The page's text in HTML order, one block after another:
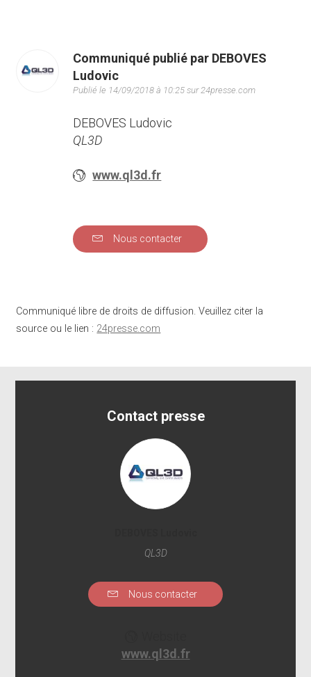
Communiqué publié par DEBOVES
Ludovic
Publié le 14/09/2018 à 10:25 sur 24presse.com
DEBOVES Ludovic
QL3D
www.ql3d.fr
Nous contacter
Communiqué libre de droits de diffusion. Veuillez citer la
source ou le lien : 24presse.com
Contact presse
QL3D
Nous contacter
www.ql3d.fr